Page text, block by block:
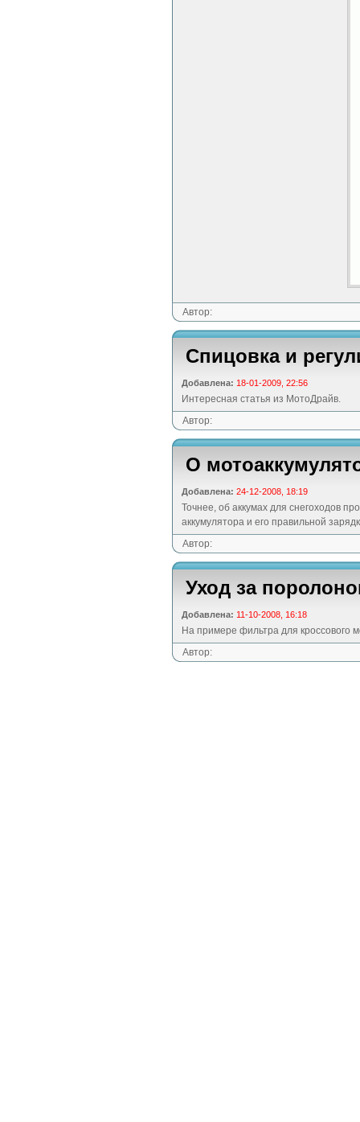
Автор:
Спицовка и
Добавлена: 18-01-2009, 22:56
Интересная статья из МотоДрайв.
Автор:
О
Добавлена: 24-12-2008, 18:19
Точнее, об аккумах для снегоходов
аккумулятора и его правильной
Автор:
Уход за
Добавлена: 11-10-2008, 16:18
На примере фильтра для кроссового
Автор: